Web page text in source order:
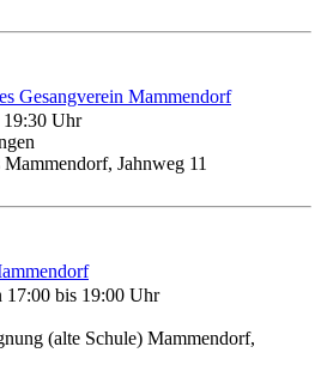
Gesangverein Mammendorf
19:30 Uhr
Jahnweg 11
17:00 bis 19:00 Uhr
(alte Schule) Mammendorf,